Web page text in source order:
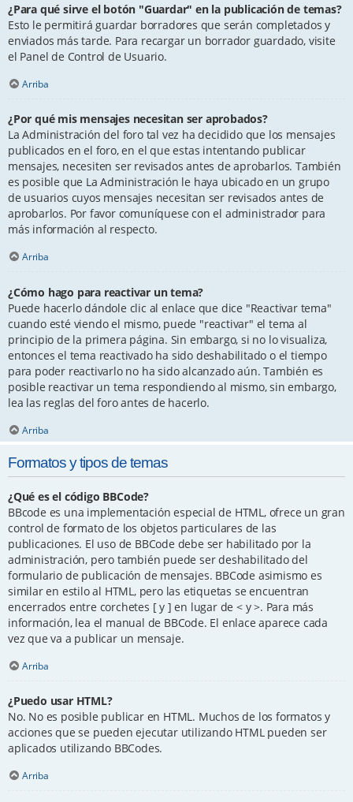
¿Para qué sirve el botón "Guardar" en la publicación de temas?
Esto le permitirá guardar borradores que serán completados y
enviados más tarde. Para recargar un borrador guardado, visite
el Panel de Control de Usuario.
Arriba
¿Por qué mis mensajes necesitan ser aprobados?
La Administración del foro tal vez ha decidido que los mensajes
publicados en el foro, en el que estas intentando publicar
mensajes, necesiten ser revisados antes de aprobarlos. También
es posible que La Administración le haya ubicado en un grupo
de usuarios cuyos mensajes necesitan ser revisados antes de
aprobarlos. Por favor comuníquese con el administrador para
más información al respecto.
Arriba
¿Cómo hago para reactivar un tema?
Puede hacerlo dándole clic al enlace que dice "Reactivar tema"
cuando esté viendo el mismo, puede "reactivar" el tema al
principio de la primera página. Sin embargo, si no lo visualiza,
entonces el tema reactivado ha sido deshabilitado o el tiempo
para poder reactivarlo no ha sido alcanzado aún. También es
posible reactivar un tema respondiendo al mismo, sin embargo,
lea las reglas del foro antes de hacerlo.
Arriba
Formatos y tipos de temas
¿Qué es el código BBCode?
BBcode es una implementación especial de HTML, ofrece un gran
control de formato de los objetos particulares de las
publicaciones. El uso de BBCode debe ser habilitado por la
administración, pero también puede ser deshabilitado del
formulario de publicación de mensajes. BBCode asimismo es
similar en estilo al HTML, pero las etiquetas se encuentran
encerrados entre corchetes [ y ] en lugar de < y >. Para más
información, lea el manual de BBCode. El enlace aparece cada
vez que va a publicar un mensaje.
Arriba
¿Puedo usar HTML?
No. No es posible publicar en HTML. Muchos de los formatos y
acciones que se pueden ejecutar utilizando HTML pueden ser
aplicados utilizando BBCodes.
Arriba